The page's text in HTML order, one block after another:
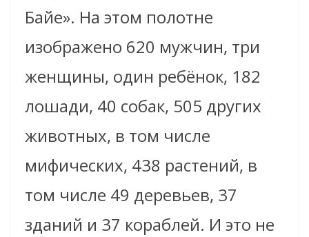
Байе». На этом полотне
изображено 620 мужчин, три
женщины, один ребёнок, 182
лошади, 40 собак, 505 других
животных, в том числе
мифических, 438 растений, в
том числе 49 деревьев, 37
зданий и 37 кораблей. И это не